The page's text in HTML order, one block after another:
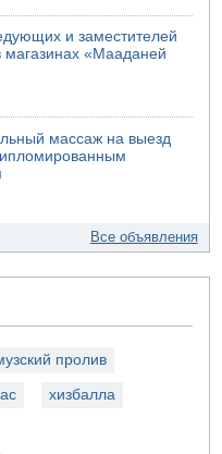
и заместителей
«Мааданей
массаж на выезд
Все объявления
пролив
хизбалла